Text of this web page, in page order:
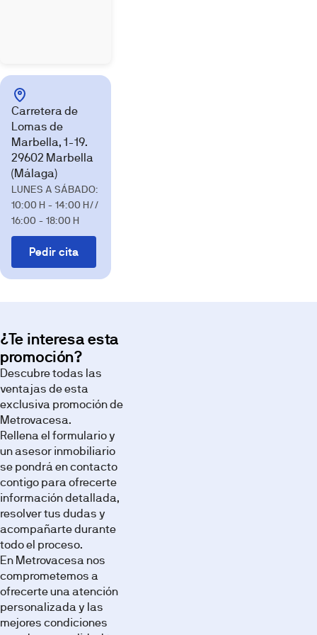
con
piscina
exterior
interior
climatizada,
spa,
gimnasio
sala
multiusos.
Carretera de
Lomas de
Marbella, 1-19.
29602 Marbella
(Málaga)
LUNES A SÁBADO:
10:00 H - 14:00 H//
16:00 - 18:00 H
Pedir cita
¿Te interesa esta
promoción?
Descubre todas las
ventajas de esta
exclusiva promoción de
Metrovacesa.
Rellena el formulario y
un asesor inmobiliario
se pondrá en contacto
contigo para ofrecerte
información detallada,
resolver tus dudas y
acompañarte durante
todo el proceso.
En Metrovacesa nos
comprometemos a
ofrecerte una atención
personalizada y las
mejores condiciones
Imágenes
Terraza Exterior
Cocina Dormitorio Baño
Imágenes,
infografías
y
recreaciones
3D
con
fines
ilustrativos.
El
amueblamiento,
elementos
decorativos,
iluminación